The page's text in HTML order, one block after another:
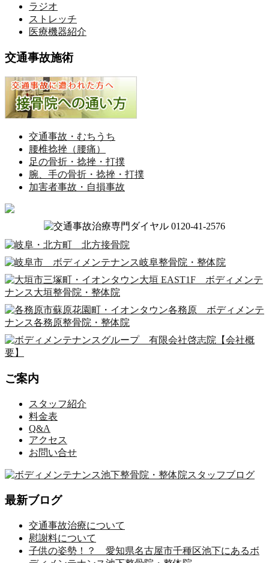
ラジオ
ストレッチ
医療機器紹介
交通事故施術
交通事故・むちうち
腰椎捻挫（腰痛）
足の骨折・捻挫・打撲
腕、手の骨折・捻挫・打撲
加害者事故・自損事故
ご案内
スタッフ紹介
料金表
Q&A
アクセス
お問い合せ
最新ブログ
交通事故治療について
慰謝料について
子供の姿勢！？ 愛知県名古屋市千種区池下にあるボ